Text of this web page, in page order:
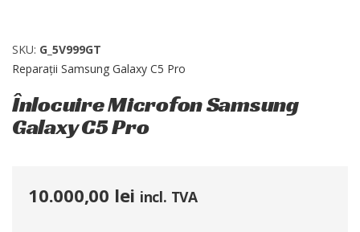
SKU: G_5V999GT
Reparații Samsung Galaxy C5 Pro
Înlocuire Microfon Samsung
Galaxy C5 Pro
10.000,00 lei incl. TVA